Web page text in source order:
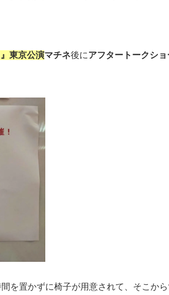
東京公演マチネ後にアフタートークショ
を置かずに椅子が用意されて、そこか